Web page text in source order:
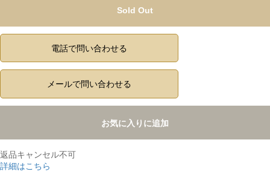
Sold Out
電話で問い合わせる
メールで問い合わせる
お気に入りに追加
返品キャンセル不可
詳細はこちら